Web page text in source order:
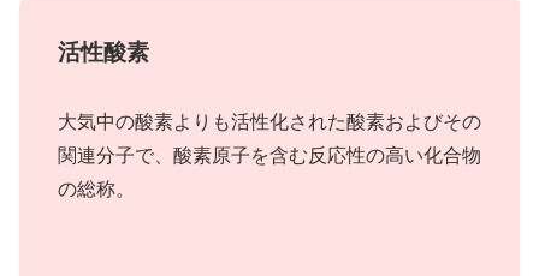
活性酸素
大気中の酸素よりも活性化された酸素およびその
関連分子で、酸素原子を含む反応性の高い化合物
の総称。